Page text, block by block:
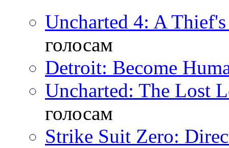
Uncharted 4: A
голосам
Detroit: Become
Uncharted: The Lost
голосам
Strike Suit Zero: